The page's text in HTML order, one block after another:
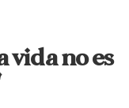
vida no es